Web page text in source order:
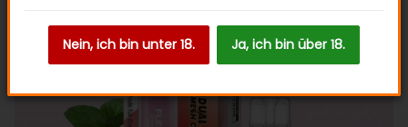
Nein, ich bin unter 18. Ja, ich bin über 18.